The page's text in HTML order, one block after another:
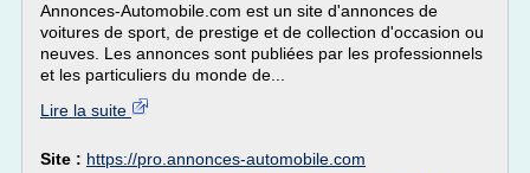
Annonces-Automobile.com est un site d'annonces de
voitures de sport, de prestige et de collection d'occasion ou
neuves. Les annonces sont publiées par les professionnels
et les particuliers du monde de...
Lire la suite
Site : https://pro.annonces-automobile.com